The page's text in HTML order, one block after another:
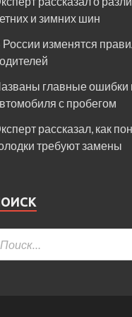
и зимних шин
России изменятся
главные ошибки
с пробегом
рассказал, как
требуют замены